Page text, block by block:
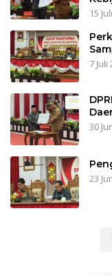
15
7 Juli
30
23